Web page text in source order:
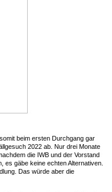
beim ersten Durchgang gar
2022 ab. Nur drei Monate
die IWB und der Vorstand
es gäbe keine echten Alternativen.
Das würde aber die